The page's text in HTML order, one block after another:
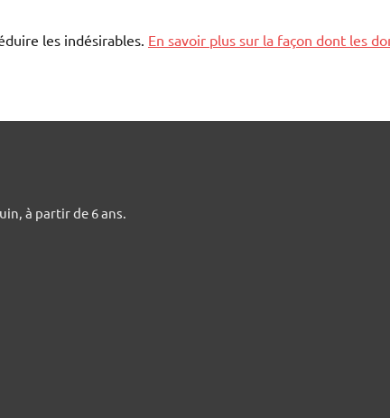
les indésirables. En savoir plus sur la façon dont les
à partir de 6 ans.